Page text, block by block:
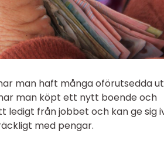
man haft många oförutsedda
man köpt ett nytt boende och
ledigt från jobbet och kan ge sig
med pengar.